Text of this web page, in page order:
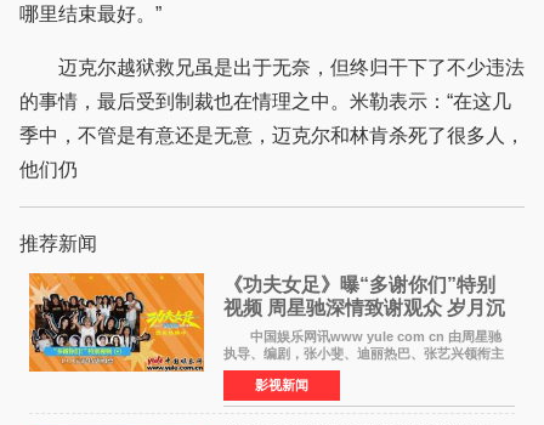
哪里结束最好。”
迈克尔越狱救兄虽是出于无奈，但终归干下了不少违法
的事情，最后受到制裁也在情理之中。米勒表示：“在这几
季中，不管是有意还是无意，迈克尔和林肯杀死了很多人，
他们仍
推荐新闻
《功夫女足》曝“多谢你们”特别
视频 周星驰深情致谢观众 岁月沉
淀不灭初心
中国娱乐网讯www yule com cn 由周星驰
执导、编剧，张小斐、迪丽热巴、张艺兴领衔主
演，刘嘉玲、佐藤健特别出演，艾米、雪野、蔡
思贝、胡予安、倪好特别介绍的喜剧电影《功夫
女足》释出多谢你
影视新闻